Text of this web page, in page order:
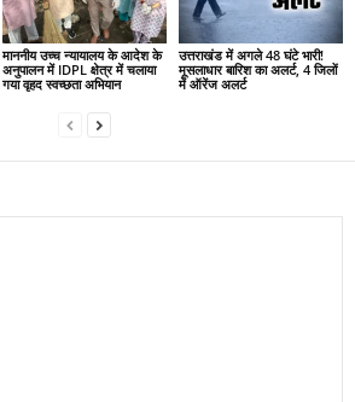
माननीय उच्च न्यायालय के आदेश के
अनुपालन में IDPL क्षेत्र में चलाया
गया वृहद स्वच्छता अभियान
उत्तराखंड में अगले 48 घंटे भारी!
मूसलाधार बारिश का अलर्ट, 4 जिलों
में ऑरेंज अलर्ट